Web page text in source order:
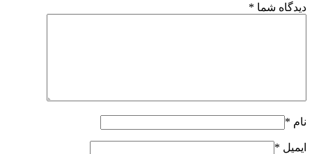
دیدگاه شما *
نام *
ایمیل *